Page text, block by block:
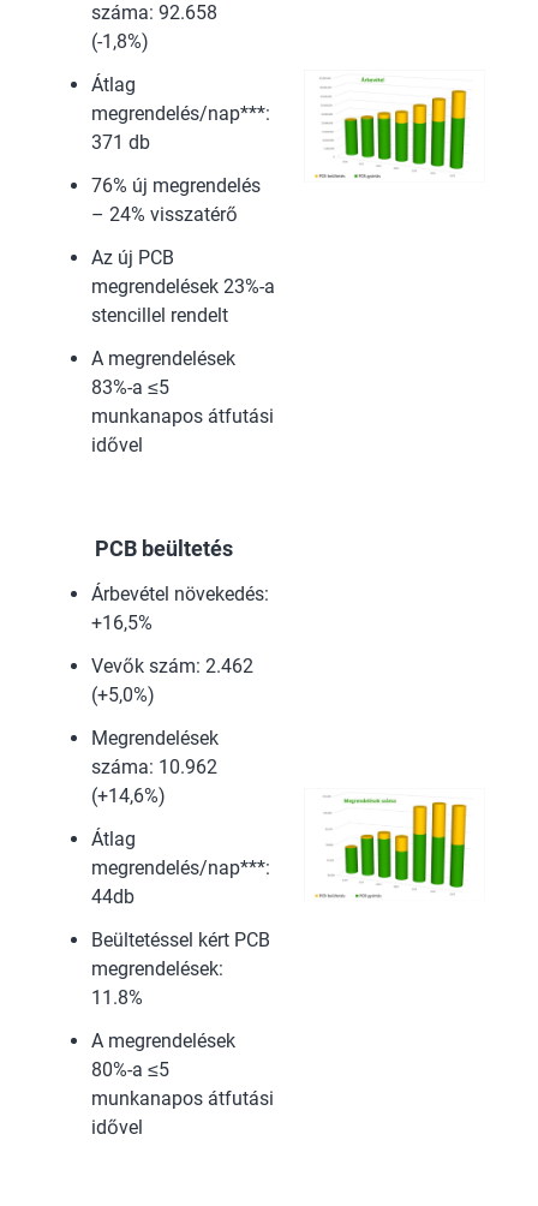
száma: 92.658
(-1,8%)
Átlag
megrendelés/nap***:
371 db
76% új megrendelés
– 24% visszatérő
Az új PCB
megrendelések 23%-a
stencillel rendelt
A megrendelések
83%-a ≤5
munkanapos átfutási
idővel
PCB beültetés
Árbevétel növekedés:
+16,5%
Vevők szám: 2.462
(+5,0%)
Megrendelések
száma: 10.962
(+14,6%)
Átlag
megrendelés/nap***:
44db
Beültetéssel kért PCB
megrendelések:
11.8%
A megrendelések
80%-a ≤5
munkanapos átfutási
idővel